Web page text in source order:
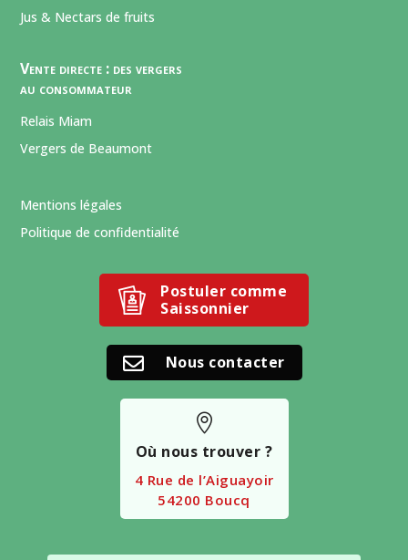
Jus & Nectars de fruits
Vente directe : des vergers
au consommateur
Relais Miam
Vergers de Beaumont
Mentions légales
Politique de confidentialité
Postuler comme
Saissonnier
 Nous contacter

Où nous trouver ?
4 Rue de l’Aiguayoir
54200 Boucq